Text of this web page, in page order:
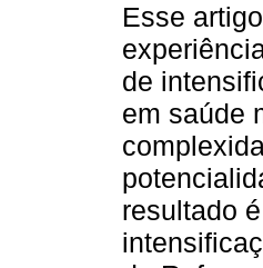
Esse
de
em saúde
resultado